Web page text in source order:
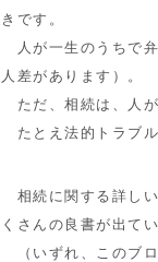
きです。
人が一生のうちで
人差があります）。
ただ、相続は、人が
たとえ法的トラブル
相続に関する詳し
くさんの良書が出てい
（いずれ、このブロ